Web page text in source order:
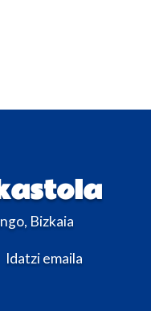
Bizkaia
Idatzi emaila